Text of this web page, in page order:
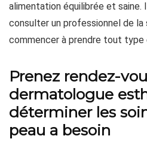
alimentation équilibrée et saine.
consulter un professionnel de la
commencer à prendre tout type
Prenez rendez-
dermatologue
déterminer les
peau a besoin